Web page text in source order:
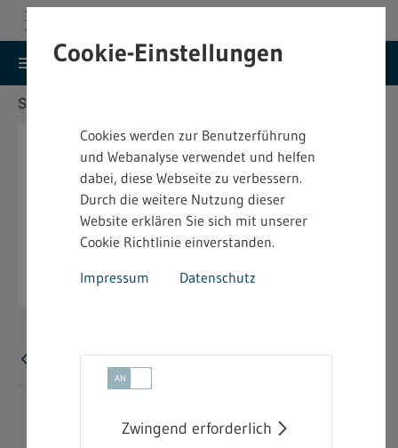
menu Menu search Suche
Sie befinden sich hier:
Fehler
Cookie-Einstellungen
Cookies werden zur Benutzerführung
und Webanalyse verwendet und helfen
dabei, diese Webseite zu verbessern.
Durch die weitere Nutzung dieser
Website erklären Sie sich mit unserer
Cookie Richtlinie einverstanden.
Impressum
Datenschutz
Zwingend erforderlich